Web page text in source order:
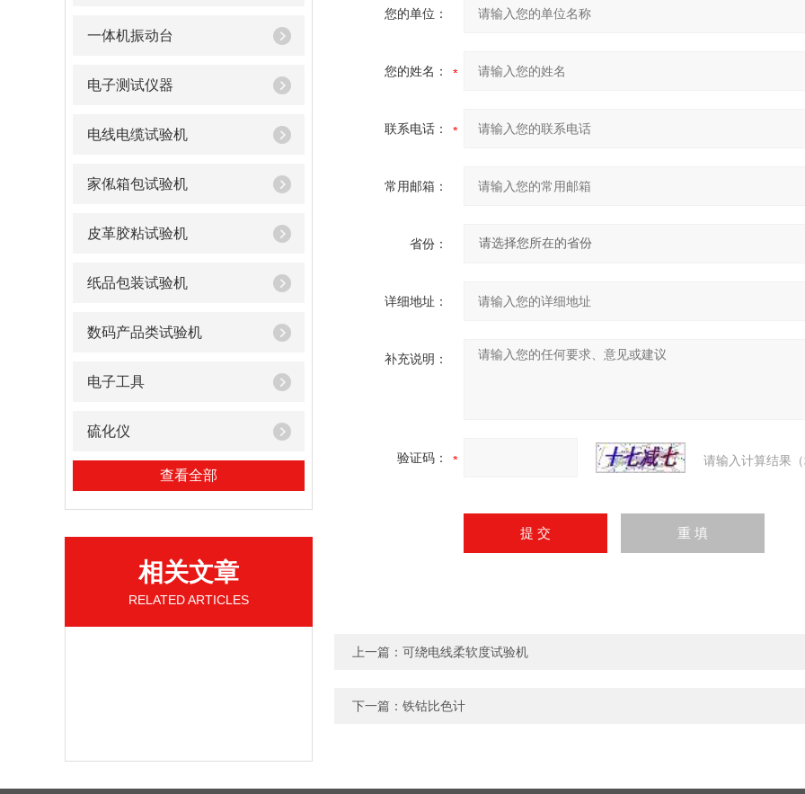
一体机振动台
电子测试仪器
电线电缆试验机
家俬箱包试验机
皮革胶粘试验机
纸品包装试验机
数码产品类试验机
电子工具
硫化仪
查看全部
相关文章
RELATED ARTICLES
您的单位：
您的姓名：
联系电话：
常用邮箱：
省份：
详细地址：
补充说明：
验证码： 请输入计算结果
上一篇： 可绕电线柔软度试验机
下一篇： 铁钴比色计